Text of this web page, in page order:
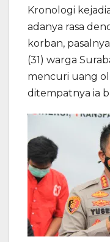
Kronologi
adanya rasa
korban,
(31) warga
mencuri uang
ditempatnya ia